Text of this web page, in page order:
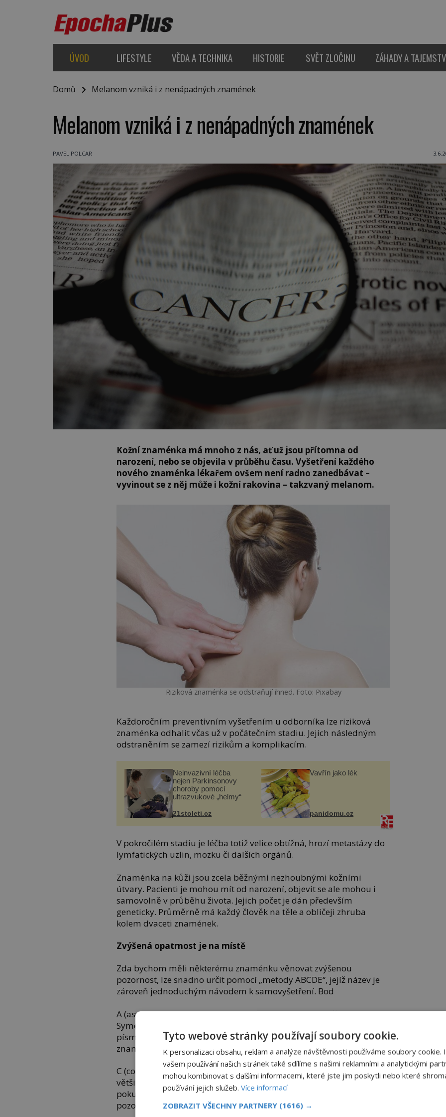
ÚVOD LIFESTYLE VĚDA A TECHNIKA HISTORIE SVĚT ZLOČINU ZÁHADY A
Domů Melanom vzniká i z nenápadných znamének
Melanom vzniká i z nenápadných znamének
PAVEL POLCAR
Kožní znaménka má mnoho z nás, ať už jsou přítomna od
narození, nebo se objevila v průběhu času. Vyšetření každého
nového znaménka lékařem ovšem není radno zanedbávat –
vyvinout se z něj může i kožní rakovina – takzvaný melanom.
Riziková znaménka se odstraňují ihned. Foto: Pixabay
Každoročním preventivním vyšetřením u odborníka lze riziková
znaménka odhalit včas už v počátečním stadiu. Jejich následným
odstraněním se zamezí rizikům a komplikacím.
Neinvazivní léčba
nejen Parkinsonovy
choroby pomocí
ultrazvukové „helmy“
21stoleti.cz
Vavřín jako lék
panidomu.cz
V pokročilém stadiu je léčba totiž velice obtížná, hrozí metastázy do
lymfatických uzlin, mozku či dalších orgánů.
Znaménka na kůži jsou zcela běžnými nezhoubnými kožními
útvary. Pacienti je mohou mít od narození, objevit se ale mohou i
samovolně v průběhu života. Jejich počet je dán především
geneticky. Průměrně má každý člověk na těle a obličeji zhruba
kolem dvaceti znamének.
Zvýšená opatrnost je na místě
Zda bychom měli některému znaménku věnovat zvýšenou
pozornost, lze snadno určit pomocí „metody ABCDE“, jejíž název je
zároveň jednoduchým návodem k samovyšetření. Bod
A (asymetrie) zkoumá, zda je tvar znaménka (ne)souměrný.
Symetrické znaménko je ve většině případů neškodné. V případě
písmena B (borders – anglicky okraje) by ohraničení nezhoubného
znaménka mělo být pravidelné a ostré.
C (colour) se zaměřuje na barvu znaménka – to nezhoubné bude
většinou jednobarevné. D (diameter) sleduje průměr útvaru –
pokud je větší než 0,5 cm, je potřeba mu věnovat zvýšenou
pozornost.
Tyto webové stránky používají soubory cookie.
K personalizaci obsahu, reklam a analýze návštěvnosti používáme soubory cookie.
vašem používání našich stránek také sdílíme s našimi reklamními a analytickými
mohou kombinovat s dalšími informacemi, které jste jim poskytli nebo které
používání jejich služeb. Více informací
ZOBRAZIT VŠECHNY PARTNERY (1616) →